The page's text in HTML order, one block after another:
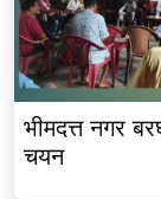
भीमदत्त नगर
चयन